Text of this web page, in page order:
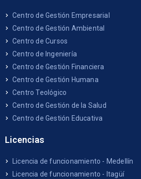
Centro de Gestión Empresarial
Centro de Gestión Ambiental
Centro de Cursos
Centro de Ingeniería
Centro de Gestión Financiera
Centro de Gestión Humana
Centro Teológico
Centro de Gestión de la Salud
Centro de Gestión Educativa
Licencias
Licencia de funcionamiento - Medellín
Licencia de funcionamiento - Itagüí